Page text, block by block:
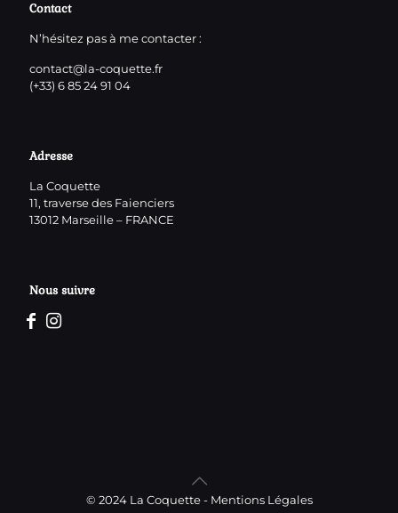
Contact
N’hésitez pas à me contacter :
contact@la-coquette.fr
(+33) 6 85 24 91 04
Adresse
La Coquette
11, traverse des Faienciers
13012 Marseille – FRANCE
Nous suivre
© 2024 La Coquette - Mentions Légales